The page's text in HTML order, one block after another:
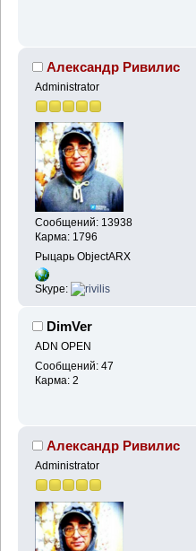
Александр Ривилис
Administrator
Сообщений: 13938
Карма: 1796
Рыцарь ObjectARX
Skype:
DimVer
ADN OPEN
Сообщений: 47
Карма: 2
Александр Ривилис
Administrator